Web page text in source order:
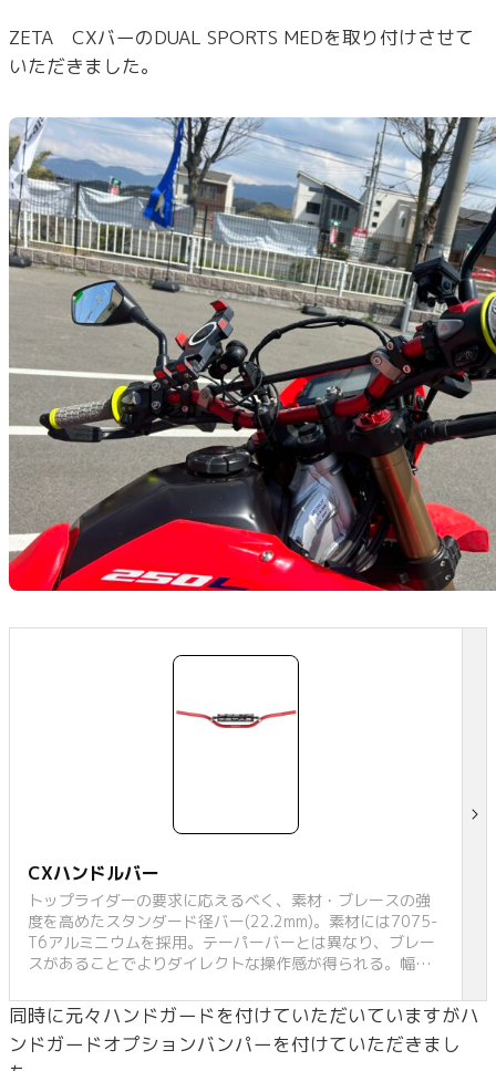
ZETA CXバーのDUAL SPORTS MEDを取り付けさせて
いただきました。
CXハンドルバー
トップライダーの要求に応えるべく、素材・ブレースの強
度を高めたスタンダード径バー(22.2mm)。素材には7075-
T6アルミニウムを採用。テーパーバーとは異なり、ブレー
スがあることでよりダイレクトな操作感が得られる。幅広
と安全性を実証。表面にサン
同時に元々ハンドガードを付けていただいていますがハ
ンドガードオプションバンパーを付けていただきまし